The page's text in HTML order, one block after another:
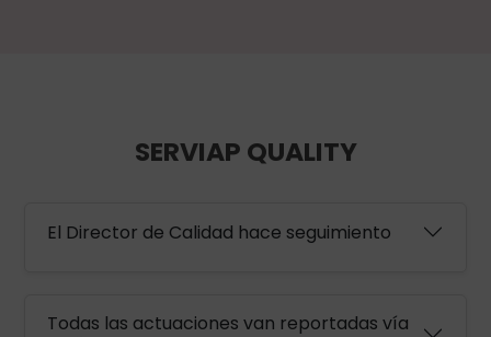
SERVIAP QUALITY
El Director de Calidad hace seguimiento
Todas las actuaciones van reportadas vía